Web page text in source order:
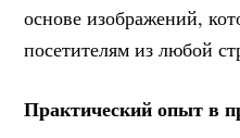
основе изображений,
посетителям из любой
Практический опыт в